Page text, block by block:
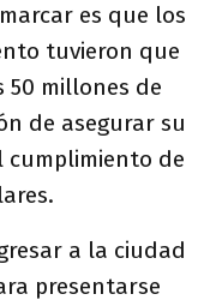
es que los
tuvieron que
50 millones de
de asegurar su
cumplimiento de
a la ciudad
presentarse